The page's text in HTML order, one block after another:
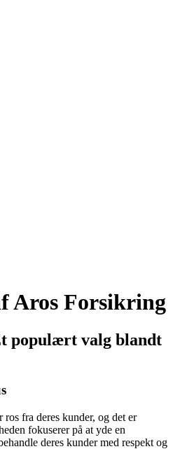
Aros Forsikring
populært valg blandt
fra deres kunder, og det er
fokuserer på at yde en
deres kunder med respekt og